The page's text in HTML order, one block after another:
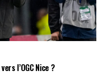
l’OGC Nice ?